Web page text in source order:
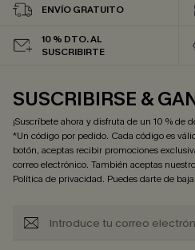
ENVÍO GRATUITO
10 % DTO. AL
SUSCRIBIRTE
SUSCRIBIRSE &
¡Suscríbete ahora y disfruta de un 10 % de
*Un código por pedido. Cada código es
botón, aceptas recibir promociones
correo electrónico. También aceptas
Política de privacidad. Puedes darte de